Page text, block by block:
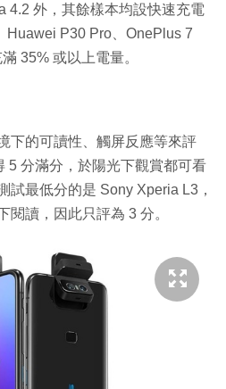
4.2 外，其餘樣本均設快速充電
Huawei P30 Pro、OnePlus 7
35% 或以上電量。
下的可讀性、觸屏反應等來評
5 分滿分，於陽光下觀賞都可看
試最低分的是 Sony Xperia L3，
閱讀，因此只評為 3 分。